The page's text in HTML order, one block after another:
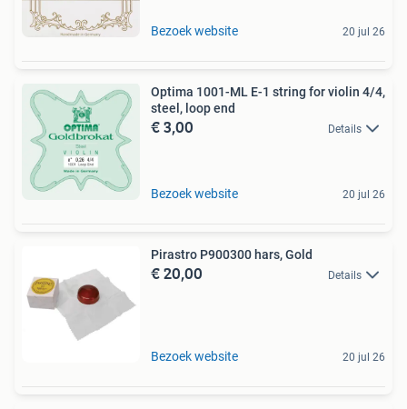
Bezoek website 20 jul 26
Optima 1001-ML E-1 string for violin 4/4,
steel, loop end
€ 3,00 Details
Bezoek website 20 jul 26
Pirastro P900300 hars, Gold
€ 20,00 Details
Bezoek website 20 jul 26